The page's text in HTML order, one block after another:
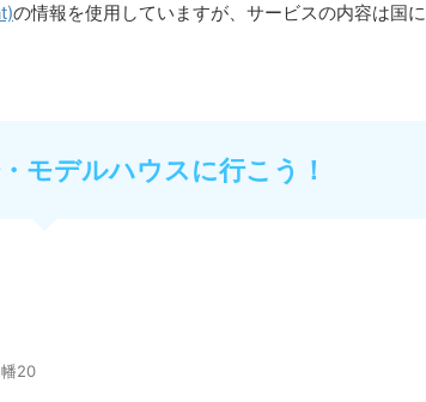
の情報を使用していますが、サービスの内容は国に
モデルハウスに行こう！
20